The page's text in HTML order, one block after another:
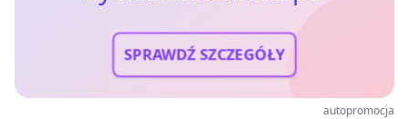
SPRAWDŹ SZCZEGÓŁY
autopromocja